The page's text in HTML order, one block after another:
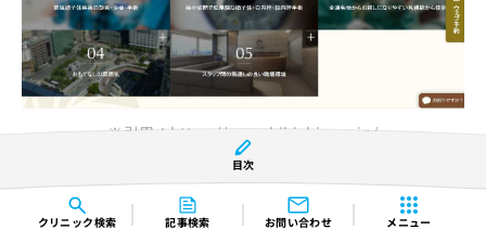
クリニック検索 記事検索 お問い合わせ メニュー
※引用：https://www.hikichi-eye.jp/
基本情報（アクセス、住所、診療時間）
目次